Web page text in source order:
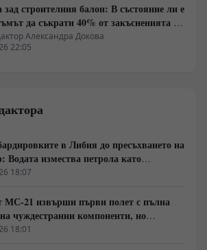
зад строителния балон: В състояние ли е
да съкрати 40% от закъсненията по
Александра Докова
22:05
в Либия до пресъхването на
Водата измества петрола като
оръжие
18:07
МС-21 извърши първи полет с пълна
чуждестранни компоненти, но
се отлагат за 2027 година
18:01